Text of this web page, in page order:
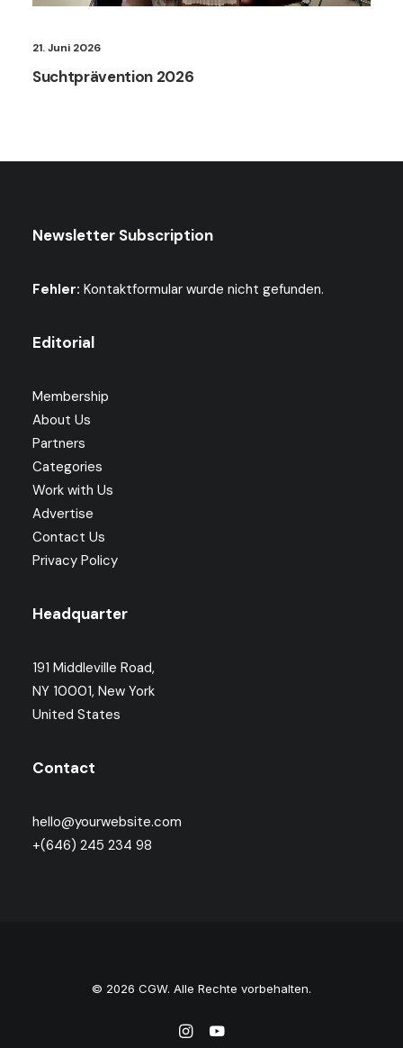
21. Juni 2026
Suchtprävention 2026
Newsletter Subscription
Fehler: Kontaktformular wurde nicht gefunden.
Editorial
Membership
About Us
Partners
Categories
Work with Us
Advertise
Contact Us
Privacy Policy
Headquarter
191 Middleville Road,
NY 10001, New York
United States
Contact
hello@yourwebsite.com
+(646) 245 234 98
© 2026 CGW. Alle Rechte vorbehalten.